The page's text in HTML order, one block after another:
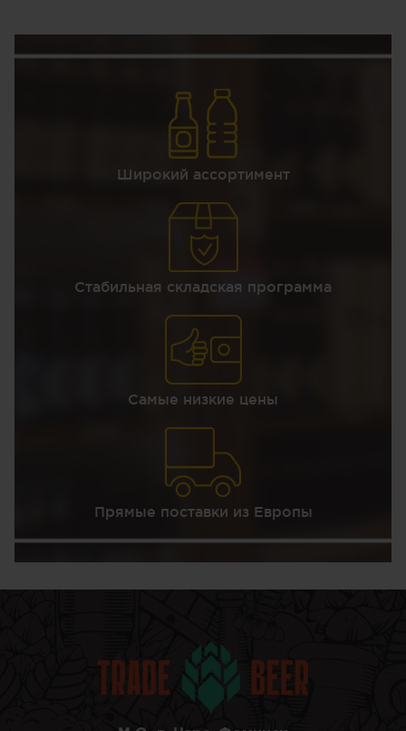
Широкий ассортимент
Стабильная складская программа
Самые низкие цены
Прямые поставки из Европы